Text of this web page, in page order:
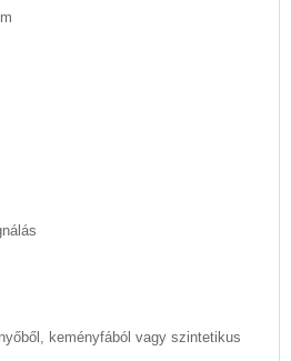
keményfából vagy szintetikus